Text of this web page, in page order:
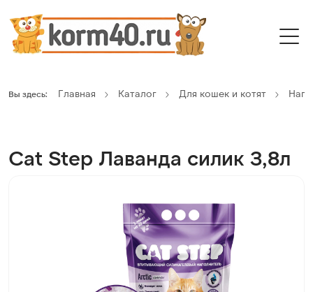
Вы здесь: Главная Каталог Для кошек и котят
Cat Step Лаванда силик 3,8л